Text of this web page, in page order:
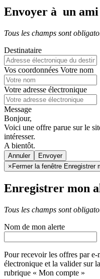
Envoyer à un ami
Tous les champs sont
Destinataire
Vos coordonnées Votre nom
Votre adresse électronique
Message
Bonjour,
Voici une offre parue sur le
intéresser.
A bientôt.
Annuler
× Fermer la fenêtre Enregistrer
Enregistrer mon
Tous les champs sont
Nom de mon alerte
Pour recevoir les offres par
électronique et la valider sur
rubrique « Mon compte »